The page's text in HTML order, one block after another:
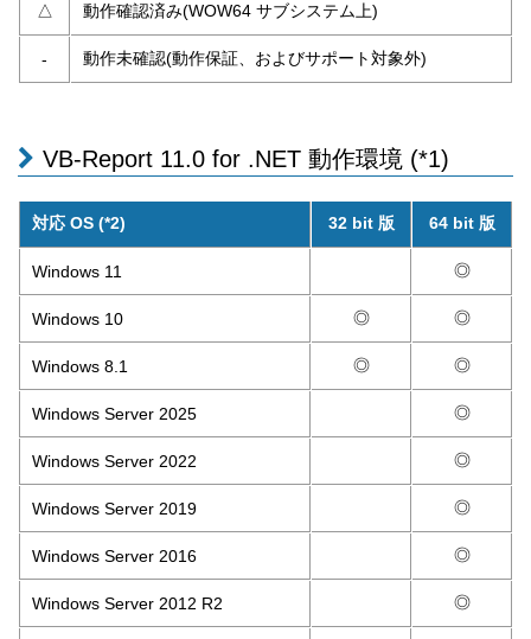
△ 動作確認済み(WOW64 サブシステム上)
- 動作未確認(動作保証、およびサポート対象外)
VB-Report 11.0 for .NET 動作環境 (*1)
対応 OS (*2) 32 bit 版 64 bit 版
Windows 11 ◎
Windows 10 ◎ ◎
Windows 8.1 ◎ ◎
Windows Server 2025 ◎
Windows Server 2022 ◎
Windows Server 2019 ◎
Windows Server 2016 ◎
Windows Server 2012 R2 ◎